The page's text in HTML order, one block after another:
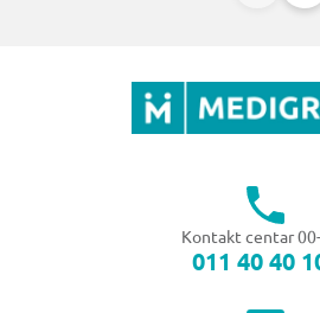
Kontakt centar
011 40 40